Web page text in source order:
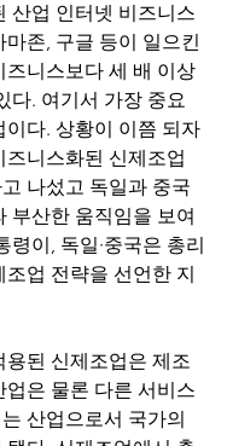
산업 인터넷 비즈니스
존, 구글 등이 일으킨
즈니스보다 세 배 이상
다. 여기서 가장 중요
이다. 상황이 이쯤 되자
즈니스화된 신제조업
나섰고 독일과 중국
부산한 움직임을 보여
령이, 독일·중국은 총리
업 전략을 선언한 지
용된 신제조업은 제조
업은 물론 다른 서비스
산업으로서 국가의